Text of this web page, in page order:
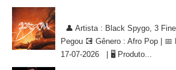
👤 Artista : Black Spygo, 3
Pegou 💽 Gênero : Afro Pop | 📅
17-07-2026 | 🖥 Produto...